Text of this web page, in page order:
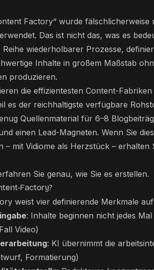
Factory“ wurde fälschlicherweise
Das ist nicht das, was es
Reihe wiederholbarer Prozesse,
Inhalte in großem Maßstab
produzieren.
die effizientesten Content-
es der reichhaltigste verfügbare
Quellenmaterial für 6–8
einen Lead-Magneten. Wenn Sie
– mit Vidiome als Herzstück –
Sie genau, wie Sie es erstellen.
Factory?
weist vier definierende Merkmale
: Inhalte beginnen nicht jedes
Video)
: KI übernimmt die
Formatierung)